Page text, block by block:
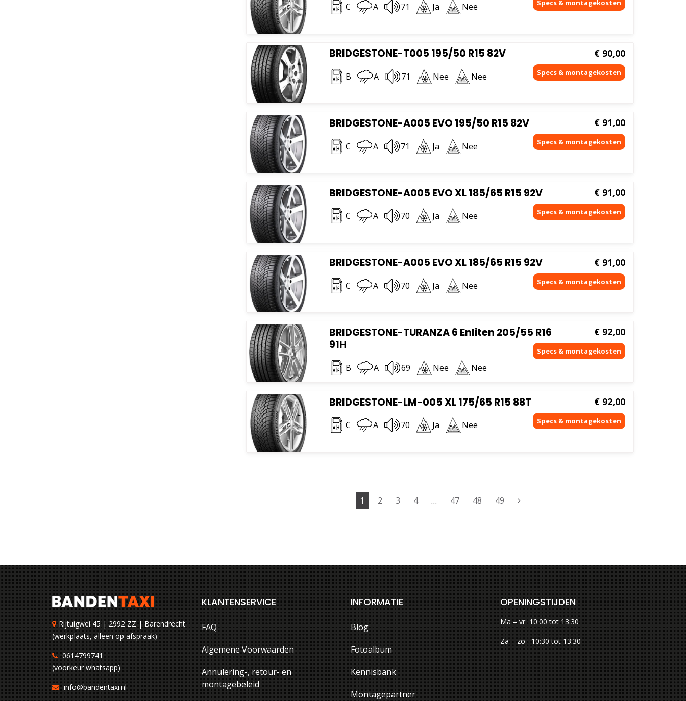
C A 71 Ja Nee
BRIDGESTONE-T005 195/50 R15 82V
B A 71 Nee Nee
€ 90,00
BRIDGESTONE-A005 EVO 195/50 R15 82V
C A 71 Ja Nee
€ 91,00
BRIDGESTONE-A005 EVO XL 185/65 R15 92V
C A 70 Ja Nee
€ 91,00
BRIDGESTONE-A005 EVO XL 185/65 R15 92V
C A 70 Ja Nee
€ 91,00
BRIDGESTONE-TURANZA 6 Enliten 205/55 R16
91H
B A 69 Nee Nee
€ 92,00
BRIDGESTONE-LM-005 XL 175/65 R15 88T
C A 70 Ja Nee
€ 92,00
1 2 3 4 … 47 48 49
Rijtuigwei 45 | 2992 ZZ | Barendrecht
(werkplaats, alleen op afspraak)
0614799741
(voorkeur whatsapp)
info@bandentaxi.nl
KLANTENSERVICE
FAQ
Algemene Voorwaarden
Annulering-, retour- en
montagebeleid
INFORMATIE
Blog
Fotoalbum
Kennisbank
Montagepartner
OPENINGSTIJDEN
Ma – vr 10:00 tot 13:30
Za – zo 10:30 tot 13:30